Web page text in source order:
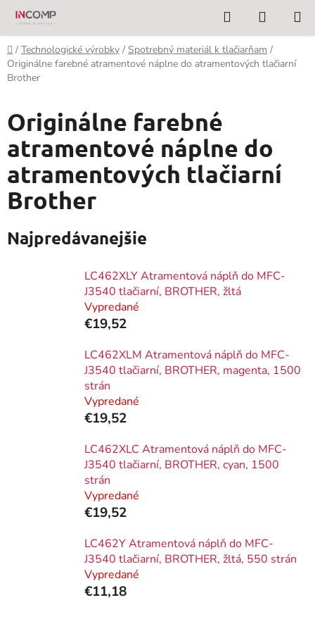
Prejsť
obsah
Hľadať
KOŠÍK
Domov
/ Technologické výrobky / Spotrebný materiál k tlačiarňam /
Originálne farebné atramentové náplne do atramentových tlačiarní
Brother
Originálne farebné
atramentové náplne do
atramentových tlačiarní
Brother
Najpredávanejšie
LC462XLY Atramentová náplň do MFC-
J3540 tlačiarní, BROTHER, žltá
Vypredané
€19,52
LC462XLM Atramentová náplň do MFC-
J3540 tlačiarní, BROTHER, magenta, 1500
strán
Vypredané
€19,52
LC462XLC Atramentová náplň do MFC-
J3540 tlačiarní, BROTHER, cyan, 1500
strán
Vypredané
€19,52
LC462Y Atramentová náplň do MFC-
J3540 tlačiarní, BROTHER, žltá, 550 strán
Vypredané
€11,18